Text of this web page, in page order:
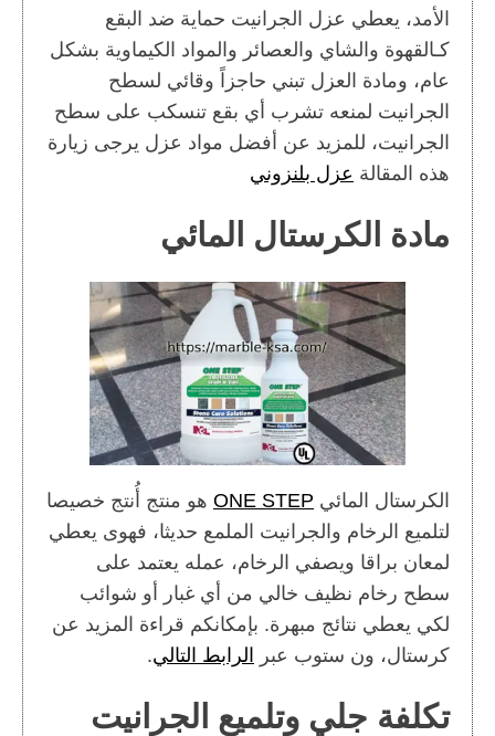
الأمد، يعطي عزل الجرانيت حماية ضد البقع
كـالقهوة والشاي والعصائر والمواد الكيماوية بشكل
عام، ومادة العزل تبني حاجزاً وقائي لسطح
الجرانيت لمنعه تشرب أي بقع تنسكب على سطح
الجرانيت، للمزيد عن أفضل مواد عزل يرجى زيارة
هذه المقالة عزل بلنزوني
مادة الكرستال المائي
الكرستال المائي ONE STEP هو منتج أُنتج خصيصا
لتلميع الرخام والجرانيت الملمع حديثا، فهوى يعطي
لمعان براقا ويصفي الرخام، عمله يعتمد على
سطح رخام نظيف خالي من أي غبار أو شوائب
لكي يعطي نتائج مبهرة. بإمكانكم قراءة المزيد عن
كرستال، ون ستوب عبر الرابط التالي.
تكلفة جلي وتلميع الجرانيت